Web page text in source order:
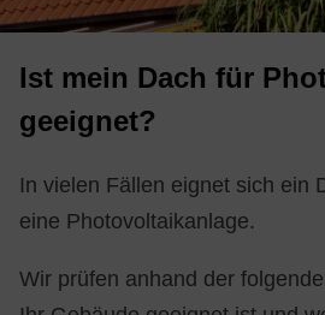
Ist mein Dach für
ge­eig­net?
In vielen Fällen eignet sich ein
eine Photovoltaikanlage.
Wir prüfen anhand der